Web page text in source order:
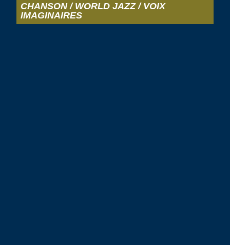
CHANSON / WORLD JAZZ / VOIX
IMAGINAIRES